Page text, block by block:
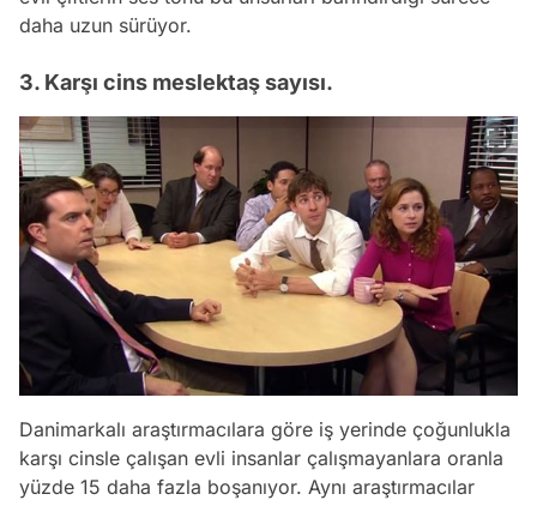
daha uzun sürüyor.
3. Karşı cins meslektaş sayısı.
Danimarkalı araştırmacılara göre iş yerinde çoğunlukla
karşı cinsle çalışan evli insanlar çalışmayanlara oranla
yüzde 15 daha fazla boşanıyor. Aynı araştırmacılar